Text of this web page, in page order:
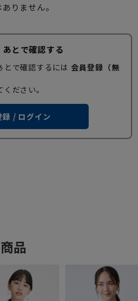
りません。
とで確認する
とで確認するには 会員登録（無
ださい。
/ ログイン